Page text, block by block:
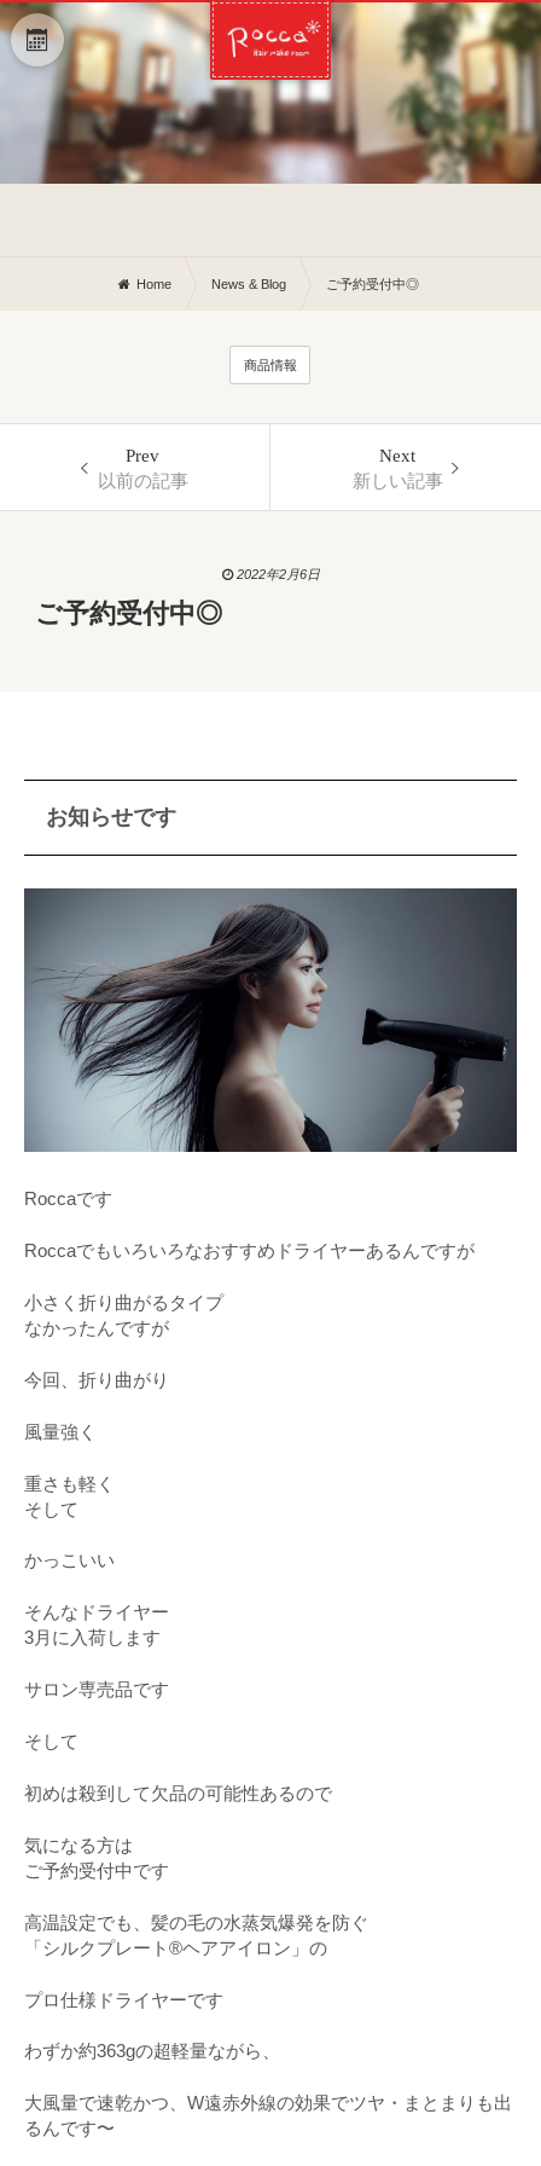
Home News & Blog ご予約受付中◎
商品情報
Prev
以前の記事
Next
新しい記事
2022年2月6日
ご予約受付中◎
お知らせです
Roccaです
Roccaでもいろいろなおすすめドライヤーあるんですが
小さく折り曲がるタイプ
なかったんですが
今回、折り曲がり
風量強く
重さも軽く
そして
かっこいい
そんなドライヤー
3月に入荷します
サロン専売品です
そして
初めは殺到して欠品の可能性あるので
気になる方は
ご予約受付中です
高温設定でも、髪の毛の水蒸気爆発を防ぐ
「シルクプレート®ヘアアイロン」の
プロ仕様ドライヤーです
わずか約363gの超軽量ながら、
大風量で速乾かつ、W遠赤外線の効果でツヤ・まとまりも出
るんです〜